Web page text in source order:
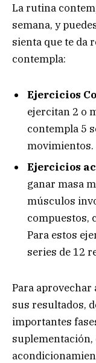
La rutina
semana, y
sienta que te da
contempla:
Ejercicios
ejercitan 2 o
contempla 5
movimientos.
Ejercicios
ganar masa
músculos
compuestos,
Para estos
series de 12
Para
sus resultados,
importantes